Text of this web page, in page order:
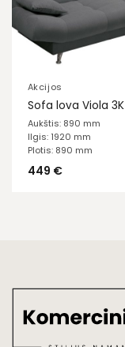
Akcijos
Sofa lova Viola 3K
Aukštis: 890 mm
Ilgis: 1920 mm
Plotis: 890 mm
449 €